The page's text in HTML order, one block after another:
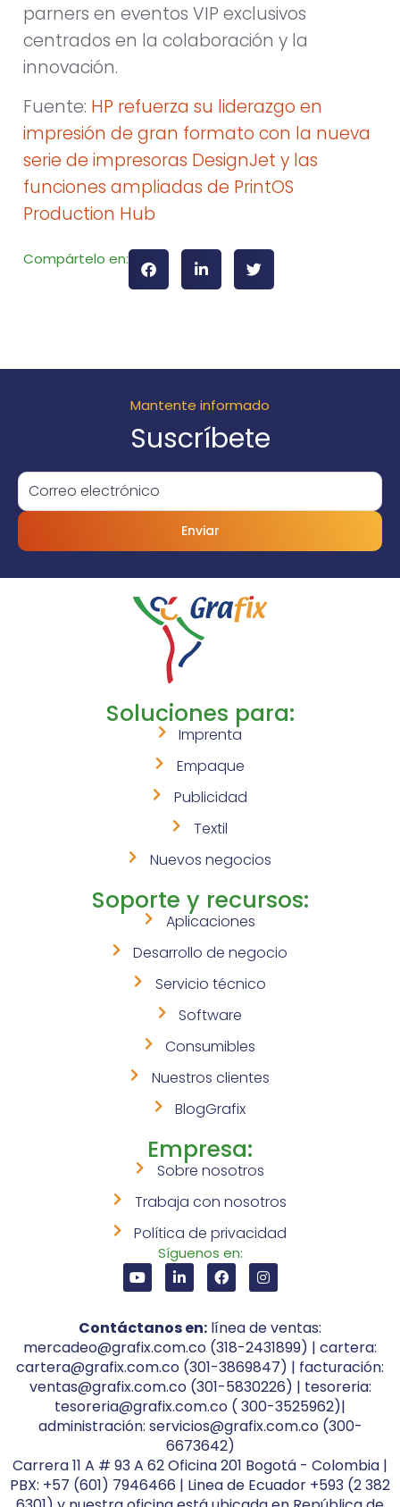
parners en eventos VIP exclusivos
centrados en la colaboración y la
innovación.
Fuente: HP refuerza su liderazgo en
impresión de gran formato con la nueva
serie de impresoras DesignJet y las
funciones ampliadas de PrintOS
Production Hub
Compártelo en:
Mantente informado
Suscríbete
Enviar
Soluciones para:
Imprenta
Empaque
Publicidad
Textil
Nuevos negocios
Soporte y recursos:
Aplicaciones
Desarrollo de negocio
Servicio técnico
Software
Consumibles
Nuestros clientes
BlogGrafix
Empresa:
Sobre nosotros
Trabaja con nosotros
Política de privacidad
Síguenos en:
Contáctanos en: línea de ventas:
mercadeo@grafix.com.co (318-2431899) | cartera:
cartera@grafix.com.co (301-3869847) | facturación:
ventas@grafix.com.co (301-5830226) | tesoreria:
tesoreria@grafix.com.co ( 300-3525962)|
administración: servicios@grafix.com.co (300-
6673642)
Carrera 11 A # 93 A 62 Oficina 201 Bogotá - Colombia |
PBX: +57 (601) 7946466 | Linea de Ecuador +593 (2 382